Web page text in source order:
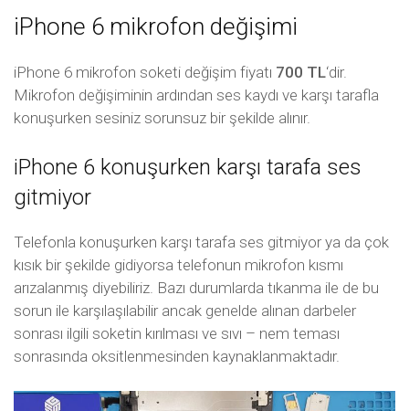
iPhone 6 mikrofon değişimi
iPhone 6 mikrofon soketi değişim fiyatı 700 TL‘dir.
Mikrofon değişiminin ardından ses kaydı ve karşı tarafla
konuşurken sesiniz sorunsuz bir şekilde alınır.
iPhone 6 konuşurken karşı tarafa ses
gitmiyor
Telefonla konuşurken karşı tarafa ses gitmiyor ya da çok
kısık bir şekilde gidiyorsa telefonun mikrofon kısmı
arızalanmış diyebiliriz. Bazı durumlarda tıkanma ile de bu
sorun ile karşılaşılabilir ancak genelde alınan darbeler
sonrası ilgili soketin kırılması ve sıvı – nem teması
sonrasında oksitlenmesinden kaynaklanmaktadır.